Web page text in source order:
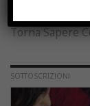
Processi di
Torna Sapere
SOTTOSCRIZIONI